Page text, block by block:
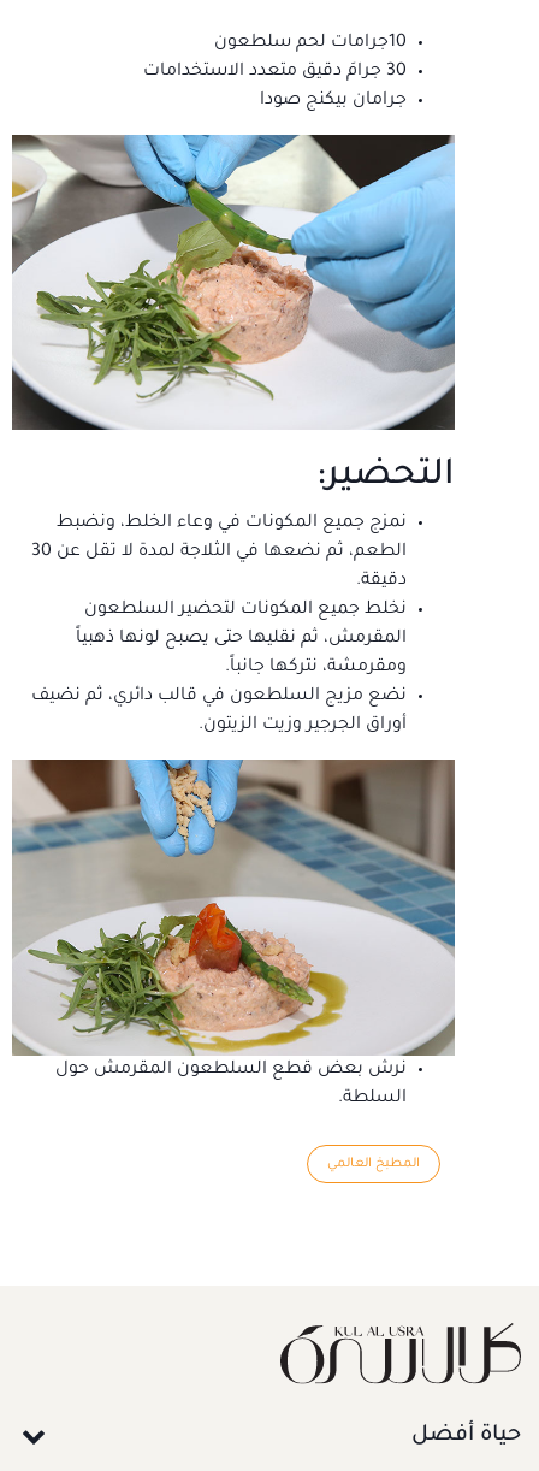
10جرامات لحم سلطعون
30 جرامَ دقيق متعدد الاستخدامات
جرامان بيكنج صودا
التحضير:
نمزج جميع المكونات في وعاء الخلط، ونضبط
الطعم، ثم نضعها في الثلاجة لمدة لا تقل عن 30
دقيقة.
نخلط جميع المكونات لتحضير السلطعون
المقرمش، ثم نقليها حتى يصبح لونها ذهبياً
ومقرمشة، نتركها جانباً.
نضع مزيج السلطعون في قالب دائري، ثم نضيف
أوراق الجرجير وزيت الزيتون.
نرش بعض قطع السلطعون المقرمش حول
السلطة.
المطبخ العالمي
حياة أفضل